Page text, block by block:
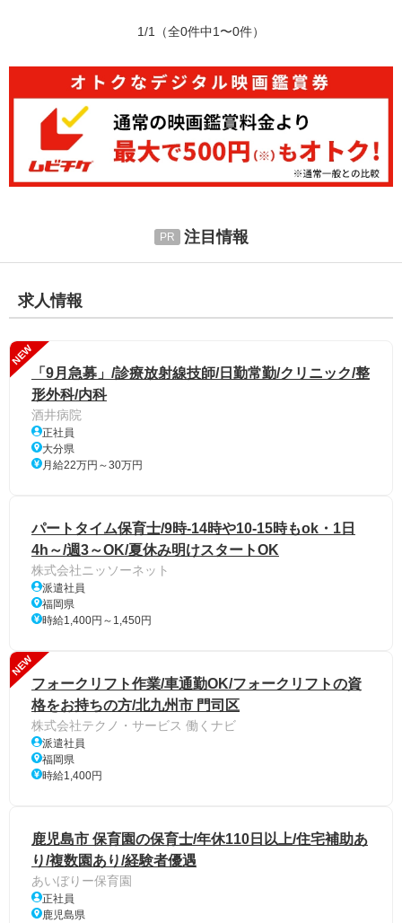
1/1 （全0件中1〜0件）
注目情報
求人情報
NEW
「9月急募」/診療放射線技師/日勤常勤/クリニック/整
形外科/内科
酒井病院
正社員
大分県
月給22万円～30万円
パートタイム保育士/9時-14時や10-15時もok・1日
4h～/週3～OK/夏休み明けスタートOK
株式会社ニッソーネット
派遣社員
福岡県
時給1,400円～1,450円
NEW
フォークリフト作業/車通勤OK/フォークリフトの資
格をお持ちの方/北九州市 門司区
株式会社テクノ・サービス 働くナビ
派遣社員
福岡県
時給1,400円
鹿児島市 保育園の保育士/年休110日以上/住宅補助あ
り/複数園あり/経験者優遇
あいぼりー保育園
正社員
鹿児島県